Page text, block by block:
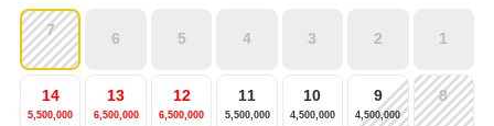
1
2
3
4
5
6
7
8
9
4,500,000
10
4,500,000
11
5,500,000
12
6,500,000
13
6,500,000
14
5,500,000